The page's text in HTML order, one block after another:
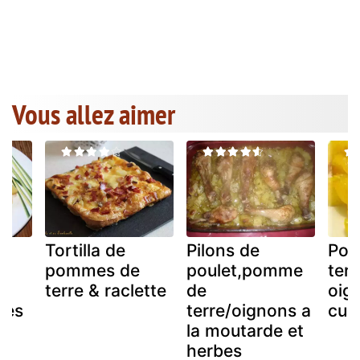
Vous allez aimer
Tortilla de
pommes de
terre & raclette
Pilons de
poulet,pomme
de
terre/oignons a
la moutarde et
herbes